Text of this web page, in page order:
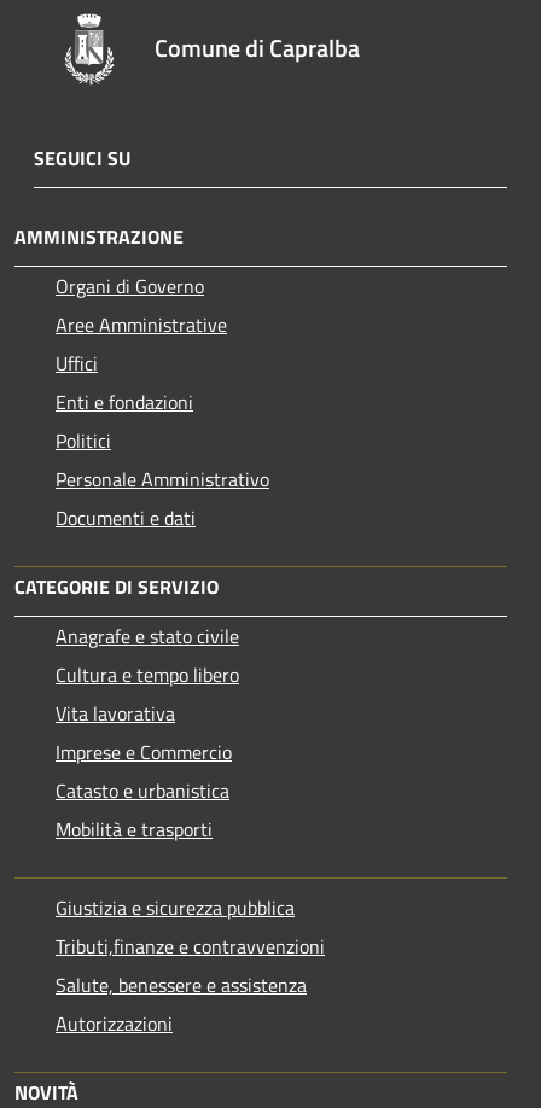
Comune di Capralba
SEGUICI SU
AMMINISTRAZIONE
Organi di Governo
Aree Amministrative
Uffici
Enti e fondazioni
Politici
Personale Amministrativo
Documenti e dati
CATEGORIE DI SERVIZIO
Anagrafe e stato civile
Cultura e tempo libero
Vita lavorativa
Imprese e Commercio
Catasto e urbanistica
Mobilità e trasporti
Giustizia e sicurezza pubblica
Tributi,finanze e contravvenzioni
Salute, benessere e assistenza
Autorizzazioni
NOVITÀ